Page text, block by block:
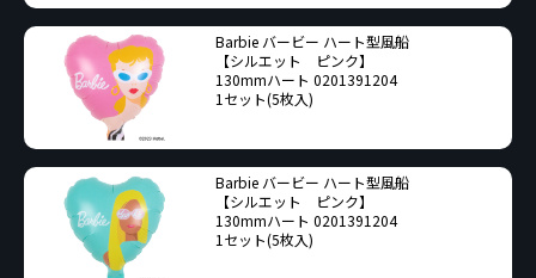
Barbie バービー ハート型風船
【シルエット ピンク】
130mmハート 0201391204
1セット(5枚入)
Barbie バービー ハート型風船
【シルエット ピンク】
130mmハート 0201391204
1セット(5枚入)